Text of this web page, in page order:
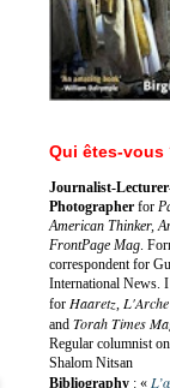
Qui êtes-vous
Journalist-
Photographer for
American Thinker,
FrontPage Mag.
correspondent for
International News.
for Haaretz, L'Arche
and Torah Times
Regular columnist
Shalom Nitsan
Bibliography : «